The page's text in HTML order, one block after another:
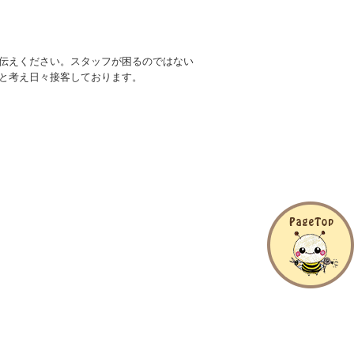
えください。スタッフが困るのではない
え日々接客しております。